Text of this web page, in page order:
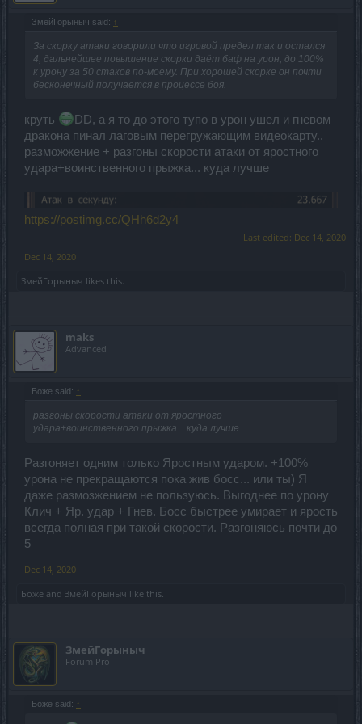
ЗмейГорыныч said: ↑
За скорку атаки говорили что игровой предел так и остался
4, дальнейшее повышение скорки даёт баф на урон, до 100%
к урону за 50 стаков по-моему. При хорошей скорке он почти
бесконечный получается в процессе боя.
круть
DD, а я то до этого тупо в урон ушел и гневом
дракона пинал лаговым перегружающим видеокарту..
разможжение + разгоны скорости атаки от яростного
удара+воинственного прыжка... куда лучше
https://postimg.cc/QHh6d2y4
Last edited: Dec 14, 2020
Dec 14, 2020
ЗмейГорыныч likes this.
maks
Advanced
Боже said: ↑
разгоны скорости атаки от яростного
удара+воинственного прыжка... куда лучше
Разгоняет одним только Яростным ударом. +100%
урона не прекращаются пока жив босс... или ты) Я
даже размозжением не пользуюсь. Выгоднее по урону
Клич + Яр. удар + Гнев. Босс быстрее умирает и ярость
всегда полная при такой скорости. Разгоняюсь почти до
5
Dec 14, 2020
Боже and ЗмейГорыныч like this.
ЗмейГорыныч
Forum Pro
Боже said: ↑